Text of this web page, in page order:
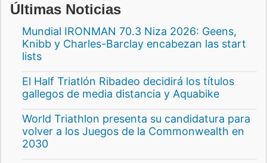
Últimas Noticias
Mundial IRONMAN 70.3 Niza 2026: Geens,
Knibb y Charles-Barclay encabezan las start
lists
El Half Triatlón Ribadeo decidirá los títulos
gallegos de media distancia y Aquabike
World Triathlon presenta su candidatura para
volver a los Juegos de la Commonwealth en
2030